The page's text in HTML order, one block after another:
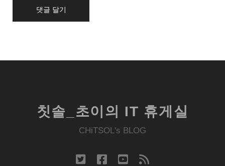
칫솔_초이의 IT 휴게실
CHiTSOL's BLOG
twitterfacebook
youtube
rss